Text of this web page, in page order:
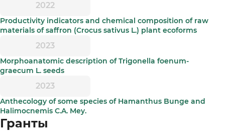
2022
Productivity indicators and chemical composition of raw
materials of saffron (Crocus sativus L.) plant ecoforms
2023
Morphoanatomic description of Trigonella foenum-
graecum L. seeds
2023
Anthecology of some species of Hamanthus Bunge and
Halimocnemis C.A. Mey.
Гранты